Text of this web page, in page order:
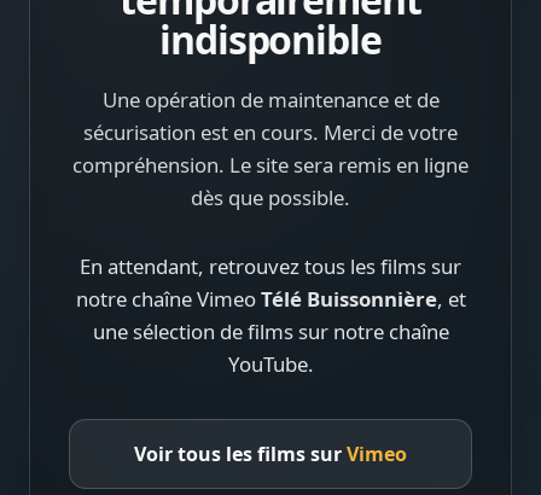
indisponible
Une opération de maintenance et de
sécurisation est en cours. Merci de votre
compréhension. Le site sera remis en ligne
dès que possible.
En attendant, retrouvez tous les films sur
notre chaîne VimeoTélé Buissonnière, et
une sélection de films sur notre chaîne
YouTube.
Voir tous les films surVimeo